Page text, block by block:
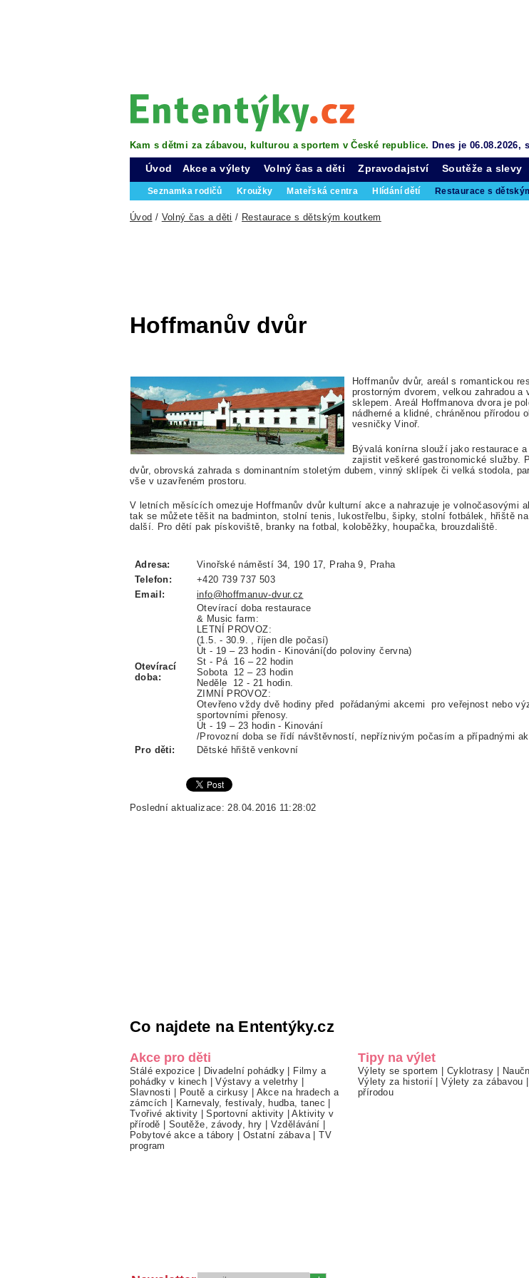
Kam s dětmi za zábavou, kulturou a sportem v České republice. Dnes je 06.08.2026,
Úvod Akce a výlety Volný čas a děti
Seznamka rodičů Kroužky Mateřská centra Hlídání dětí Restaurace s
Zpravodajství Soutěže a slevy
Úvod / Volný čas a děti / Restaurace s dětským koutkem
Hoffmanův dvůr
Hoffmanův dvůr, areál s romantickou
prostorným dvorem, velkou zahradou a
sklepem. Areál Hoffmanova dvora je
nádherné a klidné, chráněnou přírodou
vesničky Vinoř.
Bývalá konírna slouží jako restaurace
zajistit veškeré gastronomické služby.
dvůr, obrovská zahrada s dominantním stoletým dubem, vinný sklípek či velká stodola,
vše v uzavřeném prostoru.
V letních měsících omezuje Hoffmanův dvůr kulturní akce a nahrazuje je volnočasovými
tak se můžete těšit na badminton, stolní tenis, lukostřelbu, šipky, stolní fotbálek, hřiště
další. Pro dětí pak pískoviště, branky na fotbal, koloběžky, houpačka, brouzdaliště.
Adresa:
Vinořské náměstí 34, 190 17, Praha 9, Praha
Telefon:
+420 739 737 503
Email:
info@hoffmanuv-dvur.cz
Otevírací
doba:
Otevírací doba restaurace
& Music farm:
LETNÍ PROVOZ:
(1.5. - 30.9. , říjen dle počasí)
Út - 19 – 23 hodin - Kinování(do poloviny června)
St - Pá 16 – 22 hodin
Sobota 12 – 23 hodin
Neděle 12 - 21 hodin.
ZIMNÍ PROVOZ:
Otevřeno vždy dvě hodiny před pořádanými akcemi pro veřejnost nebo
sportovními přenosy.
Út - 19 – 23 hodin - Kinování
/Provozní doba se řídí návštěvností, nepříznivým počasím a případnými
Pro děti:
Dětské hřiště venkovní
Poslední aktualizace: 28.04.2016 11:28:02
Co najdete na Ententýky.cz
Akce pro děti
Stálé expozice | Divadelní pohádky | Filmy a
pohádky v kinech |Výstavy a veletrhy |
Slavnosti | Poutě a cirkusy | Akce na hradech a
zámcích | Karnevaly, festivaly, hudba, tanec |
Tvořivé aktivity |Sportovní aktivity |Aktivity v
přírodě | Soutěže, závody, hry | Vzdělávání |
Pobytové akce a tábory | Ostatní zábava |TV
program
Tipy na výlet
Výlety se sportem | Cyklotrasy |
Výlety za historií |Výlety za zábavou |
přírodou